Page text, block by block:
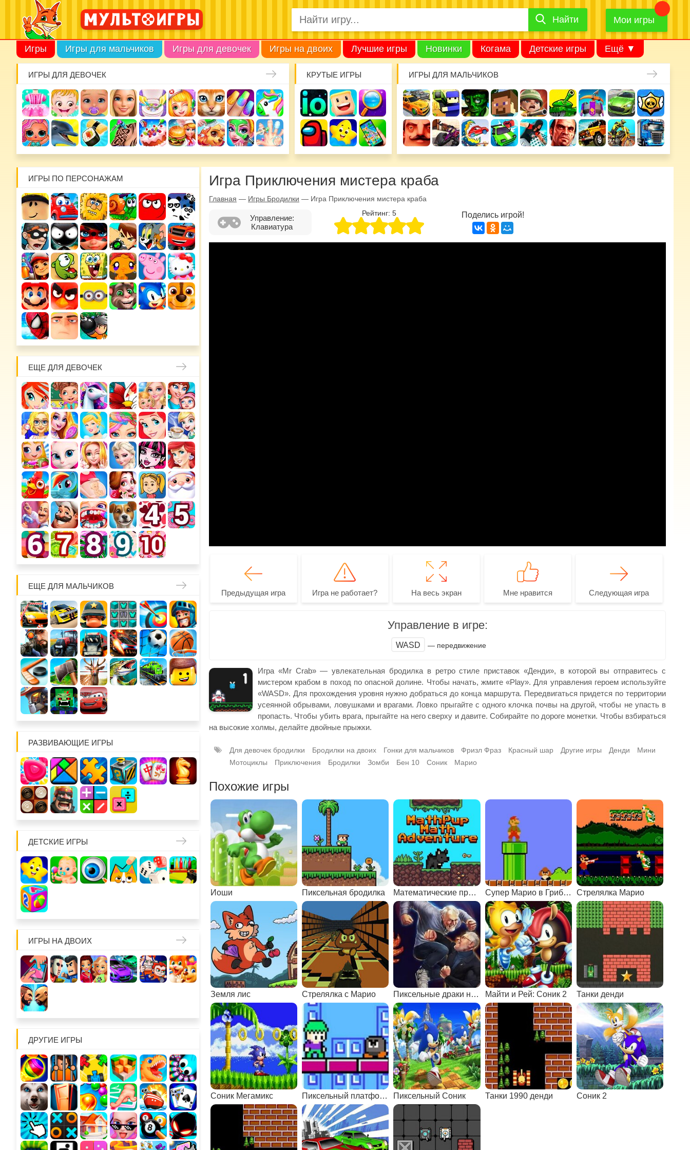
Найти
Найти Мои игры
Игры Игры для мальчиков Игры для девочек Игры на двоих Лучшие игры Новинки Когама Детские игры Ещё ▼
ИГРЫ ДЛЯ ДЕВОЧЕК КРУТЫЕ ИГРЫ ИГРЫ ДЛЯ МАЛЬЧИКОВ
ИГРЫ ПО ПЕРСОНАЖАМ
ЕЩЕ ДЛЯ ДЕВОЧЕК
ЕЩЕ ДЛЯ МАЛЬЧИКОВ
РАЗВИВАЮЩИЕ ИГРЫ
ДЕТСКИЕ ИГРЫ
ИГРЫ НА ДВОИХ
ДРУГИЕ ИГРЫ
Игра Приключения мистера краба
Главная — Игры Бродилки — Игра Приключения мистера краба
Управление:
Клавиатура
Рейтинг: 5 Поделись игрой!
Предыдущая игра Игра не работает? На весь экран Мне нравится Следующая игра
Управление в игре:
WASD — передвижение
Игра «Mr Crab» — увлекательная бродилка в ретро стиле приставок «Денди», в которой вы отправитесь с
мистером крабом в поход по опасной долине. Чтобы начать, жмите «Play». Для управления героем используйте
«WASD». Для прохождения уровня нужно добраться до конца маршрута. Передвигаться придется по территории
усеянной обрывами, ловушками и врагами. Ловко прыгайте с одного клочка почвы на другой, чтобы не упасть в
пропасть. Чтобы убить врага, прыгайте на него сверху и давите. Собирайте по дороге монетки. Чтобы взбираться
на высокие холмы, делайте двойные прыжки.
Для девочек бродилки Бродилки на двоих Гонки для мальчиков Фризл Фраз Красный шар Другие игры Денди
Мини
Мотоциклы
Приключения Бродилки Зомби Бен 10 Соник Марио
Похожие игры
Йоши Пиксельная бродилка Математические приключения Супер Марио в Грибном королевстве Стрелялка Марио
Земля лис Стрелялка с Марио Пиксельные драки на двоих Майти и Рей: Соник 2 Танки денди
Соник Мегамикс Пиксельный платформер Пиксельный Соник Танки 1990 денди Соник 2